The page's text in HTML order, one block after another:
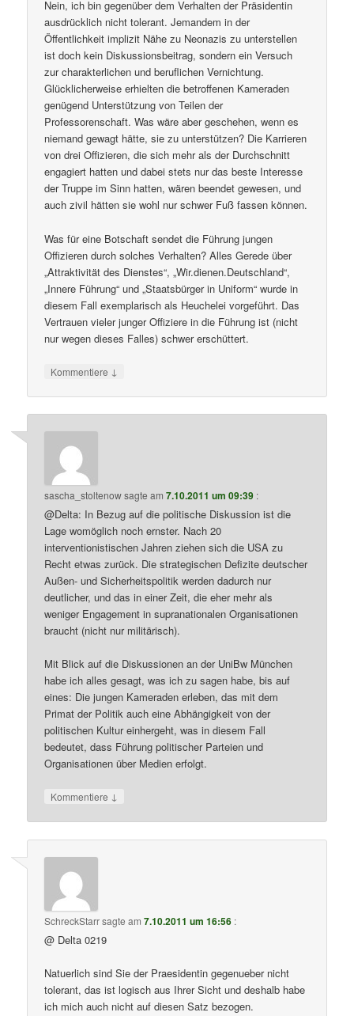
Nein, ich bin gegenüber dem Verhalten der Präsidentin
ausdrücklich nicht tolerant. Jemandem in der
Öffentlichkeit implizit Nähe zu Neonazis zu unterstellen
ist doch kein Diskussionsbeitrag, sondern ein Versuch
zur charakterlichen und beruflichen Vernichtung.
Glücklicherweise erhielten die betroffenen Kameraden
genügend Unterstützung von Teilen der
Professorenschaft. Was wäre aber geschehen, wenn es
niemand gewagt hätte, sie zu unterstützen? Die Karrieren
von drei Offizieren, die sich mehr als der Durchschnitt
engagiert hatten und dabei stets nur das beste Interesse
der Truppe im Sinn hatten, wären beendet gewesen, und
auch zivil hätten sie wohl nur schwer Fuß fassen können.
Was für eine Botschaft sendet die Führung jungen
Offizieren durch solches Verhalten? Alles Gerede über
„Attraktivität des Dienstes“, „Wir.dienen.Deutschland“,
„Innere Führung“ und „Staatsbürger in Uniform“ wurde in
diesem Fall exemplarisch als Heuchelei vorgeführt. Das
Vertrauen vieler junger Offiziere in die Führung ist (nicht
nur wegen dieses Falles) schwer erschüttert.
Kommentiere ↓
sascha_stoltenowsagte am7.10.2011 um 09:39 :
@Delta: In Bezug auf die politische Diskussion ist die
Lage womöglich noch ernster. Nach 20
interventionistischen Jahren ziehen sich die USA zu
Recht etwas zurück. Die strategischen Defizite deutscher
Außen- und Sicherheitspolitik werden dadurch nur
deutlicher, und das in einer Zeit, die eher mehr als
weniger Engagement in supranationalen Organisationen
braucht (nicht nur militärisch).
Mit Blick auf die Diskussionen an der UniBw München
habe ich alles gesagt, was ich zu sagen habe, bis auf
eines: Die jungen Kameraden erleben, das mit dem
Primat der Politik auch eine Abhängigkeit von der
politischen Kultur einhergeht, was in diesem Fall
bedeutet, dass Führung politischer Parteien und
Organisationen über Medien erfolgt.
Kommentiere ↓
SchreckStarrsagte am7.10.2011 um 16:56 :
@ Delta 0219
Natuerlich sind Sie der Praesidentin gegenueber nicht
tolerant, das ist logisch aus Ihrer Sicht und deshalb habe
ich mich auch nicht auf diesen Satz bezogen.